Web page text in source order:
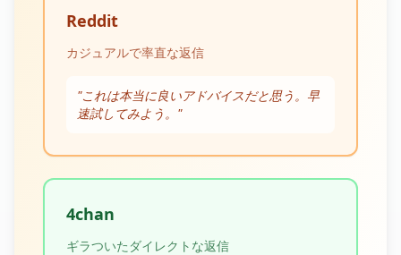
Reddit
カジュアルで率直な返信
"これは本当に良いアドバイスだと思う。早
速試してみよう。 "
4chan
ギラついたダイレクトな返信